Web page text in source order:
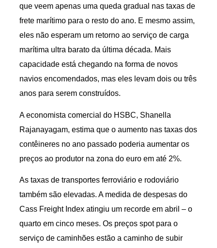
que veem apenas uma queda gradual nas taxas de
frete marítimo para o resto do ano. E mesmo assim,
eles não esperam um retorno ao serviço de carga
marítima ultra barato da última década. Mais
capacidade está chegando na forma de novos
navios encomendados, mas eles levam dois ou três
anos para serem construídos.
A economista comercial do HSBC, Shanella
Rajanayagam, estima que o aumento nas taxas dos
contêineres no ano passado poderia aumentar os
preços ao produtor na zona do euro em até 2%.
As taxas de transportes ferroviário e rodoviário
também são elevadas. A medida de despesas do
Cass Freight Index atingiu um recorde em abril – o
quarto em cinco meses. Os preços spot para o
serviço de caminhões estão a caminho de subir